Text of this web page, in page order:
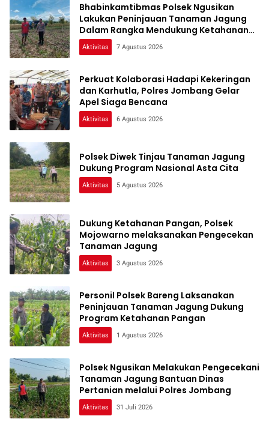
Bhabinkamtibmas Polsek Ngusikan
Lakukan Peninjauan Tanaman Jagung
Dalam Rangka Mendukung Ketahanan
Pangan
Aktivitas 7 Agustus 2026
Perkuat Kolaborasi Hadapi Kekeringan
dan Karhutla, Polres Jombang Gelar
Apel Siaga Bencana
Aktivitas 6 Agustus 2026
Polsek Diwek Tinjau Tanaman Jagung
Dukung Program Nasional Asta Cita
Aktivitas 5 Agustus 2026
Dukung Ketahanan Pangan, Polsek
Mojowarno melaksanakan Pengecekan
Tanaman Jagung
Aktivitas 3 Agustus 2026
Personil Polsek Bareng Laksanakan
Peninjauan Tanaman Jagung Dukung
Program Ketahanan Pangan
Aktivitas 1 Agustus 2026
Polsek Ngusikan Melakukan Pengecekani
Tanaman Jagung Bantuan Dinas
Pertanian melalui Polres Jombang
Aktivitas 31 Juli 2026